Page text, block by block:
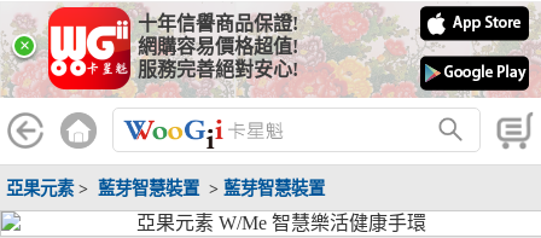
×
十年信譽商品保證!
網購容易價格超值!
服務完善絕對安心!
亞果元素> 藍芽智慧裝置 > 藍芽智慧裝置
線上分期銀行
WooGii 與 綠界 合作，『信用卡分期付款』 與 『信用卡零利率
分期付款』 的配合銀行如下：
分期期數 提供分期之銀行
兆豐銀行、合作金庫、第一銀行、華南銀行、
彰化銀行、上海銀行、富邦銀行、國泰世華、